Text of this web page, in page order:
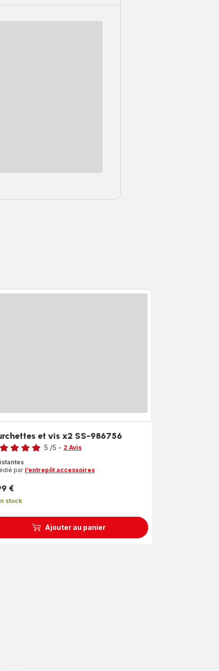
Ajouter au panier
et vis x2 SS-986756
5 /5 - 2 Avis
par l’entrepôt accessoires
€
stock